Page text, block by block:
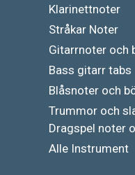
Klarinettnoter
Stråkar Noter
Gitarrnoter och
Bass gitarr tabs
Blåsnoter och
Trummor och
Dragspel noter
Alle Instrument